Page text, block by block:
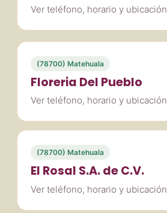
Ver teléfono, horario y ubicación
(78700) Matehuala
Floreria Del Pueblo
Ver teléfono, horario y ubicación
(78700) Matehuala
El Rosal S.A. de C.V.
Ver teléfono, horario y ubicación